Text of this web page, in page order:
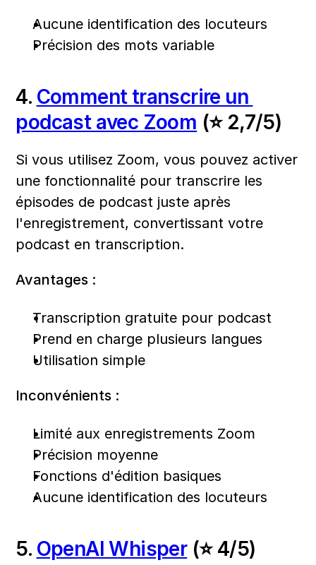
Aucune identification des locuteurs
Précision des mots variable
4. Comment transcrire un
podcast avec Zoom (⭐ 2,7/5)
Si vous utilisez Zoom, vous pouvez activer
une fonctionnalité pour transcrire les
épisodes de podcast juste après
l'enregistrement, convertissant votre
podcast en transcription.
Avantages :
Transcription gratuite pour podcast
Prend en charge plusieurs langues
Utilisation simple
Inconvénients :
Limité aux enregistrements Zoom
Précision moyenne
Fonctions d'édition basiques
Aucune identification des locuteurs
5. OpenAI Whisper (⭐ 4/5)